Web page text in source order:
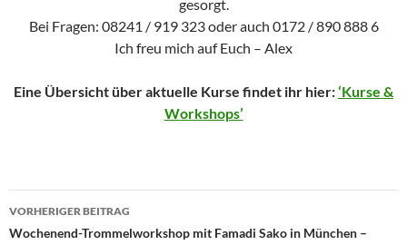
gesorgt.
Bei Fragen: 08241 / 919 323 oder auch 0172 / 890 888 6
Ich freu mich auf Euch – Alex
Eine Übersicht über aktuelle Kurse findet ihr hier:‘Kurse &
Workshops’
Beitragsnavigation
VORHERIGER BEITRAG
Wochenend-Trommelworkshop mit Famadi Sako in München –